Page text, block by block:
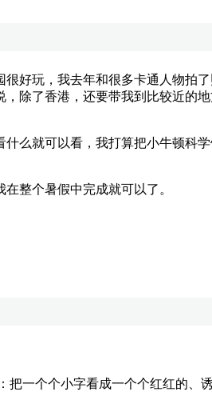
好玩，我去年和很多卡通人物拍
除了香港，还要带我到比较近的
么就可以看，我打算把小牛顿科
整个暑假中完成就可以了。
一个个小字看成一个个红红的、诱